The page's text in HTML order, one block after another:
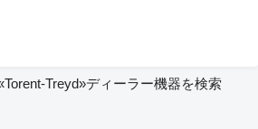
Treyd»ディーラー機器を検索